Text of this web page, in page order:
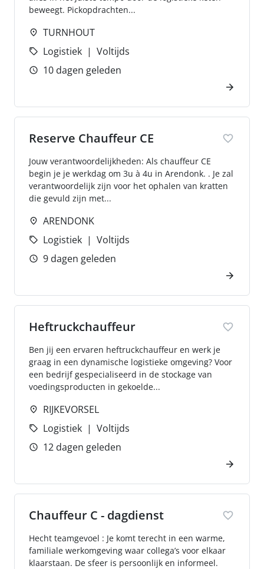
beweegt. Pickopdrachten...
TURNHOUT
Logistiek
Voltijds
10 dagen geleden
Reserve Chauffeur CE
Jouw verantwoordelijkheden: Als chauffeur CE
begin je je werkdag om 3u à 4u in Arendonk. . Je zal
verantwoordelijk zijn voor het ophalen van kratten
die gevuld zijn met...
ARENDONK
Logistiek
Voltijds
9 dagen geleden
Heftruckchauffeur
Ben jij een ervaren heftruckchauffeur en werk je
graag in een dynamische logistieke omgeving? Voor
een bedrijf gespecialiseerd in de stockage van
voedingsproducten in gekoelde...
RIJKEVORSEL
Logistiek
Voltijds
12 dagen geleden
Chauffeur C - dagdienst
Hecht teamgevoel : Je komt terecht in een warme,
familiale werkomgeving waar collega’s voor elkaar
klaarstaan. De sfeer is persoonlijk en informeel.